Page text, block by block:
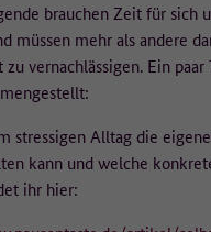
brauchen Zeit für sich
müssen mehr als andere
zu vernachlässigen. Ein
stressigen Alltag die
kann und welche
ihr hier: